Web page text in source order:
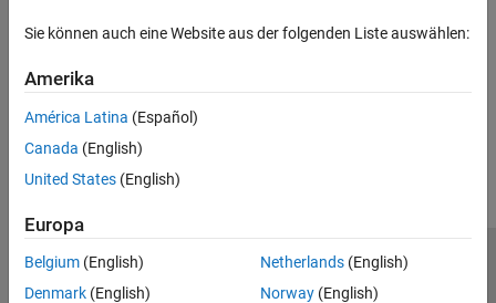
Sie können auch eine Website aus der folgenden Liste auswählen:
Amerika
América Latina (Español)
Canada (English)
United States (English)
Europa
Belgium (English)
Denmark (English)
Netherlands(English)
Norway(English)
Trust Center
Datenschutz-Richtlinien
Datendiebstahl verhindern
Status von Anwendungen